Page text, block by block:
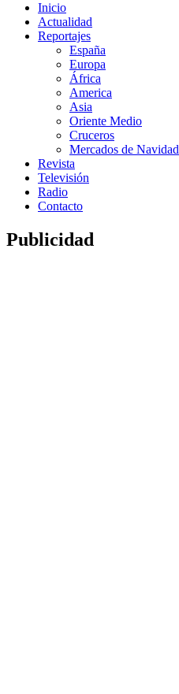
Inicio
Actualidad
Reportajes
España
Europa
África
America
Asia
Oriente Medio
Cruceros
Mercados de Navidad
Revista
Televisión
Radio
Contacto
Publicidad